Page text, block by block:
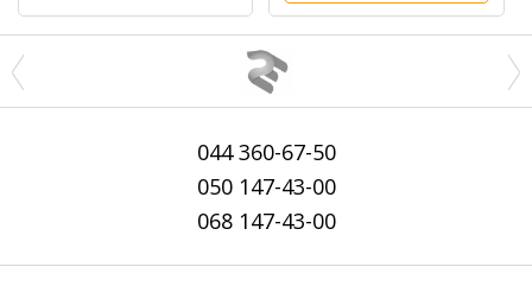
044360-67-50
050147-43-00
068147-43-00